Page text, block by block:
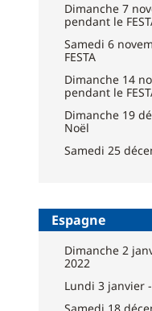
Dimanche 7
pendant le
Samedi 6
FESTA
Dimanche 14
pendant le
Dimanche 19
Noël
Samedi 25
Espagne
Dimanche 2
2022
Lundi 3 janvier